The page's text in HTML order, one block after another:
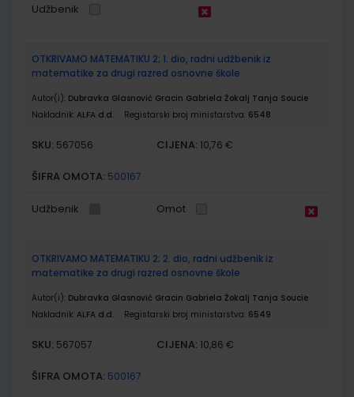
Udžbenik
OTKRIVAMO MATEMATIKU 2; 1. dio, radni udžbenik iz
matematike za drugi razred osnovne škole
Autor(i): Dubravka Glasnović Gracin Gabriela Žokalj Tanja Soucie
Nakladnik: ALFA d.d. Registarski broj ministarstva: 6548
SKU: 567056 CIJENA: 10,76 €
ŠIFRA OMOTA: 500167
Udžbenik Omot
OTKRIVAMO MATEMATIKU 2; 2. dio, radni udžbenik iz
matematike za drugi razred osnovne škole
Autor(i): Dubravka Glasnović Gracin Gabriela Žokalj Tanja Soucie
Nakladnik: ALFA d.d. Registarski broj ministarstva: 6549
SKU: 567057 CIJENA: 10,86 €
ŠIFRA OMOTA: 500167